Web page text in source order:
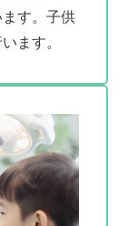
す。子供
ます。